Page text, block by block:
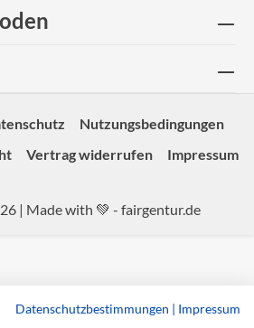
Nutzungsbedingungen
Vertrag widerrufen Impressum
| Made with 💚 - fairgentur.de
Datenschutzbestimmungen | Impressum